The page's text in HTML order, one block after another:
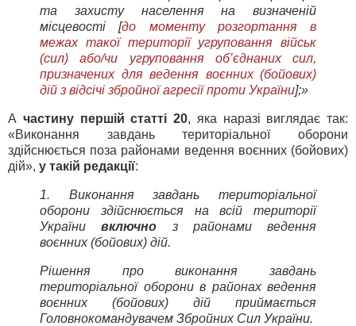
та захисту населення на визначеній
місцевості [до моменту розгортання в
межах такої території угруповання військ
(сил) або/чи угруповання об’єднаних сил,
призначених для ведення воєнних (бойових)
дій з відсічі збройної агресії проти України];»
А частину першій статті 20, яка наразі виглядає так:
«Виконання завдань територіальної оборони
здійснюється поза районами ведення воєнних (бойових)
дій», у такій редакції:
1. Виконання завдань територіальної
оборони здійснюється на всій території
Українивключно з районами ведення
воєнних (бойових) дій.
Рішення про виконання завдань
територіальної оборони в районах ведення
воєнних (бойових) дій приймається
Головнокомандувачем Збройних Сил України.